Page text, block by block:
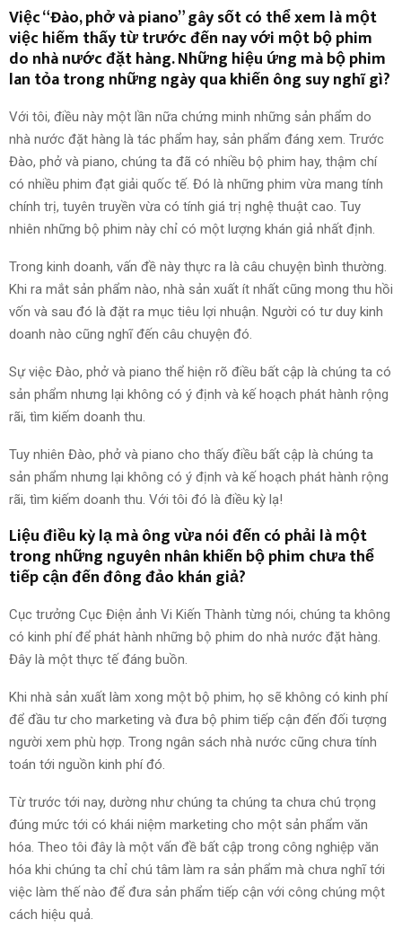
Việc “Đào, phở và piano” gây sốt có thể xem là một
việc hiếm thấy từ trước đến nay với một bộ phim
do nhà nước đặt hàng. Những hiệu ứng mà bộ phim
lan tỏa trong những ngày qua khiến ông suy nghĩ gì?
Với tôi, điều này một lần nữa chứng minh những sản phẩm do
nhà nước đặt hàng là tác phẩm hay, sản phẩm đáng xem. Trước
Đào, phở và piano, chúng ta đã có nhiều bộ phim hay, thậm chí
có nhiều phim đạt giải quốc tế. Đó là những phim vừa mang tính
chính trị, tuyên truyền vừa có tính giá trị nghệ thuật cao. Tuy
nhiên những bộ phim này chỉ có một lượng khán giả nhất định.
Trong kinh doanh, vấn đề này thực ra là câu chuyện bình thường.
Khi ra mắt sản phẩm nào, nhà sản xuất ít nhất cũng mong thu hồi
vốn và sau đó là đặt ra mục tiêu lợi nhuận. Người có tư duy kinh
doanh nào cũng nghĩ đến câu chuyện đó.
Sự việc Đào, phở và piano thể hiện rõ điều bất cập là chúng ta có
sản phẩm nhưng lại không có ý định và kế hoạch phát hành rộng
rãi, tìm kiếm doanh thu.
Tuy nhiên Đào, phở và piano cho thấy điều bất cập là chúng ta
sản phẩm nhưng lại không có ý định và kế hoạch phát hành rộng
rãi, tìm kiếm doanh thu. Với tôi đó là điều kỳ lạ!
Liệu điều kỳ lạ mà ông vừa nói đến có phải là một
trong những nguyên nhân khiến bộ phim chưa thể
tiếp cận đến đông đảo khán giả?
Cục trưởng Cục Điện ảnh Vi Kiến Thành từng nói, chúng ta không
có kinh phí để phát hành những bộ phim do nhà nước đặt hàng.
Đây là một thực tế đáng buồn.
Khi nhà sản xuất làm xong một bộ phim, họ sẽ không có kinh phí
để đầu tư cho marketing và đưa bộ phim tiếp cận đến đối tượng
người xem phù hợp. Trong ngân sách nhà nước cũng chưa tính
toán tới nguồn kinh phí đó.
Từ trước tới nay, dường như chúng ta chúng ta chưa chú trọng
đúng mức tới có khái niệm marketing cho một sản phẩm văn
hóa. Theo tôi đây là một vấn đề bất cập trong công nghiệp văn
hóa khi chúng ta chỉ chú tâm làm ra sản phẩm mà chưa nghĩ tới
việc làm thế nào để đưa sản phẩm tiếp cận với công chúng một
cách hiệu quả.